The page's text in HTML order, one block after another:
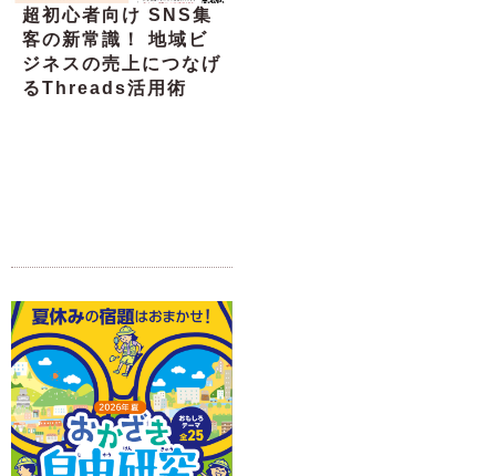
超初心者向け SNS集
客の新常識！ 地域ビ
ジネスの売上につなげ
るThreads活用術